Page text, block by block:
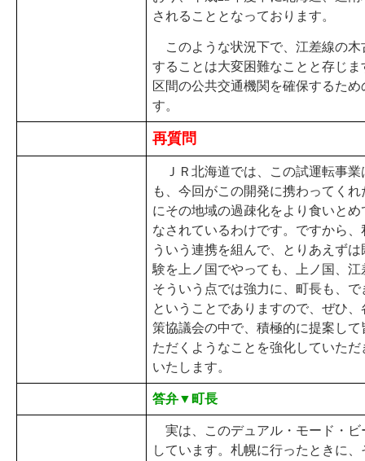
されることとなっております。
このような状況下で、江差線の木
することは大変困難なことと存じ
区間の公共交通機関を確保するた
す。
再質問
ＪＲ北海道では、この試運転事業
も、今回がこの開発に携わってく
にその地域の過疎化をより食いと
なされているわけです。ですから
ういう連携を組んで、とりあえず
験を上ノ国でやっても、上ノ国、
そういう点では強力に、町長も、
ということでありますので、ぜひ
策協議会の中で、積極的に提案し
ただくようなことを強化していた
いたします。
答弁▼町長
実は、このデュアル・モード・ビ
しています。札幌に行ったときに